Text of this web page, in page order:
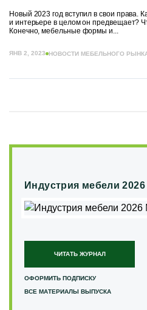
Новый 2023 год вступил в свои права.
и интерьере в целом он предвещает?
Конечно, мебельные формы и...
ЯНВ 2, 2023 НОВОСТИ МЕБЕЛЬНОГО
Индустрия мебели
ЧИТАТЬ ЖУРНАЛ
ОФОРМИТЬ ПОДПИСКУ
ВСЕ МАТЕРИАЛЫ ВЫПУСКА